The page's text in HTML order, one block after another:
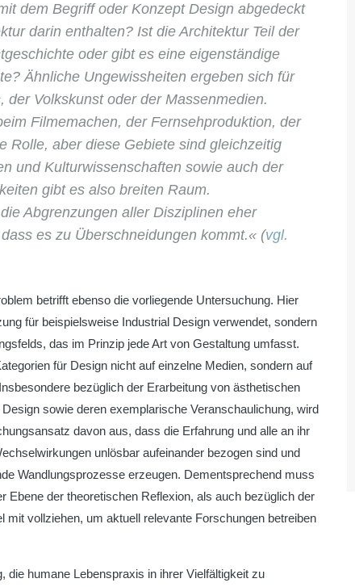
dem Begriff oder Konzept Design abgedeckt
darin enthalten? Ist die Architektur Teil der
oder gibt es eine eigenständige
Ähnliche Ungewissheiten ergeben sich für
der Volkskunst oder der Massenmedien.
Filmemachen, der Fernsehproduktion, der
Rolle, aber diese Gebiete sind gleichzeitig
und Kulturwissenschaften sowie auch der
gibt es also breiten Raum.
Abgrenzungen aller Disziplinen eher
es zu Überschneidungen kommt.« (vgl.
betrifft ebenso die vorliegende Untersuchung. Hier
für beispielsweise Industrial Design verwendet, sondern
das im Prinzip jede Art von Gestaltung umfasst.
für Design nicht auf einzelne Medien, sondern auf
bezüglich der Erarbeitung von ästhetischen
sowie deren exemplarische Veranschaulichung, wird
davon aus, dass die Erfahrung und alle an ihr
unlösbar aufeinander bezogen sind und
Wandlungsprozesse erzeugen. Dementsprechend muss
Ebene der theoretischen Reflexion, als auch bezüglich der
mit vollziehen, um aktuell relevante Forschungen betreiben
die humane Lebenspraxis in ihrer Vielfältigkeit zu